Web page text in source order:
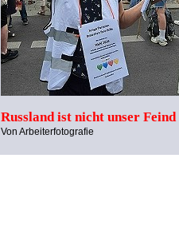
Russland ist nicht unser Feind
Von Arbeiterfotografie